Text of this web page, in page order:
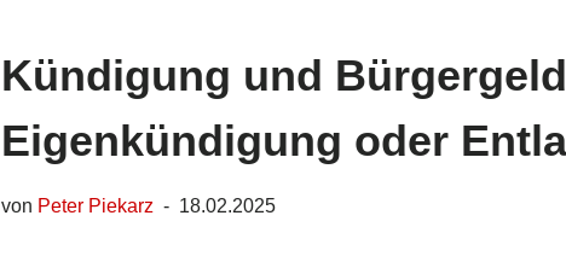
Kündigung und
Eigenkündigung oder
von Peter Piekarz 18.02.2025